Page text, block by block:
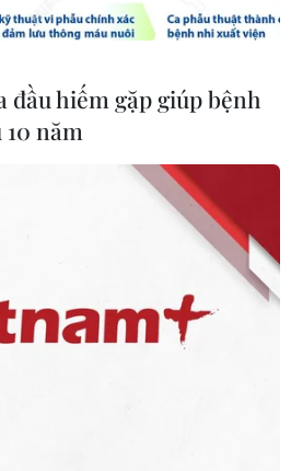
bắt tại sân
một năm
với Argentina,
với Mỹ
đầu hiếm gặp giúp bệnh
năm